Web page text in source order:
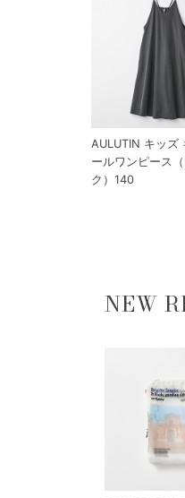
AULUTIN キッズ
ールワンピース
ク）140
NEW